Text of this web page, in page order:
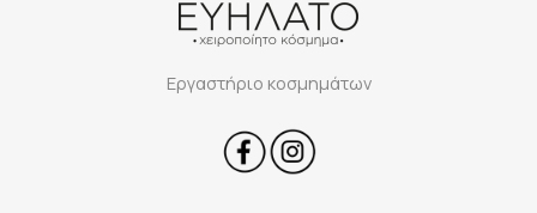
Εργαστήριο κοσμημάτων